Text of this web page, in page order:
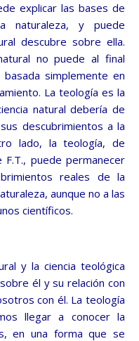
explicar las bases de
naturaleza, y puede
descubre sobre ella.
no puede al final
simplemente en
La teología es la
natural debería de
descubrimientos a la
lado, la teología, de
puede permanecer
reales de la
aunque no a las
científicos.
y la ciencia teológica
él y su relación con
con él. La teología
llegar a conocer la
en una forma que se